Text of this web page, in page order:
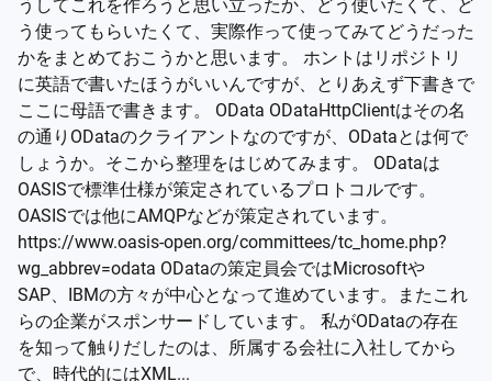
うしてこれを作ろうと思い立ったか、どう使いたくて、ど
う使ってもらいたくて、実際作って使ってみてどうだった
かをまとめておこうかと思います。 ホントはリポジトリ
に英語で書いたほうがいいんですが、とりあえず下書きで
ここに母語で書きます。 OData ODataHttpClientはその名
の通りODataのクライアントなのですが、ODataとは何で
しょうか。そこから整理をはじめてみます。 ODataは
OASISで標準仕様が策定されているプロトコルです。
OASISでは他にAMQPなどが策定されています。
https://www.oasis-open.org/committees/tc_home.php?
wg_abbrev=odata ODataの策定員会ではMicrosoftや
SAP、IBMの方々が中心となって進めています。またこれ
らの企業がスポンサードしています。 私がODataの存在
を知って触りだしたのは、所属する会社に入社してから
で、時代的にはXML...